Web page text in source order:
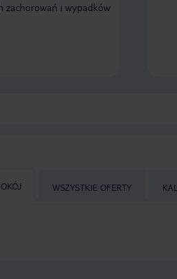
zachorowań i wypadków
WSZYSTKIE OFERTY